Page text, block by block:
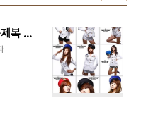
소녀시대 신곡, 소원을 말해봐의 해군제복 컨셉트